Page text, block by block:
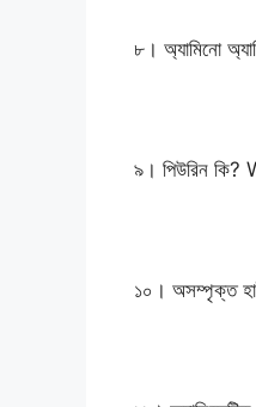
৮। অ্যামিনো
৯। পিউরিন
১০। অসম্পৃক্ত